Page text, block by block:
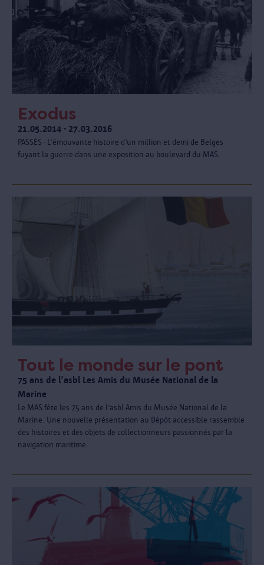
Exodus
21.05.2014 - 27.03.2016
PASSÉS - L’émouvante histoire d’un million et demi de Belges
fuyant la guerre dans une exposition au boulevard du MAS.
Tout le monde sur le pont
75 ans de l’asbl Les Amis du Musée National de la
Marine
Le MAS fête les 75 ans de l’asbl Amis du Musée National de la
Marine. Une nouvelle présentation au Dépôt accessible rassemble
des histoires et des objets de collectionneurs passionnés par la
navigation maritime.